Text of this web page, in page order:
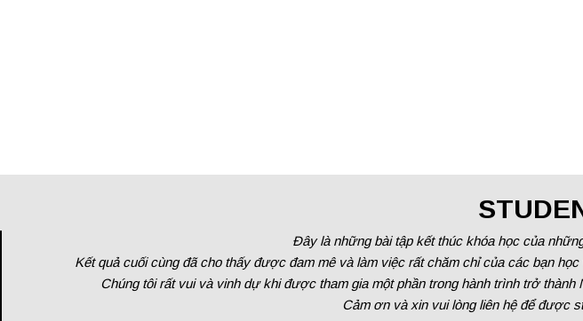
Đây là những bài tập kết thúc khóa học của
Kết quả cuối cùng đã cho thấy được đam mê và làm việc rất chăm chỉ của các bạn
Chúng tôi rất vui và vinh dự khi được tham gia một phần trong hành trình trở
Cảm ơn và xin vui lòng liên hệ để được